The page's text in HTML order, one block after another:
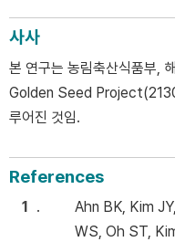
사사
본 연구는 농림축산식품부,
Golden Seed
루어진 것임.
References
1 .
Ahn BK, Kim
WS, Oh ST,